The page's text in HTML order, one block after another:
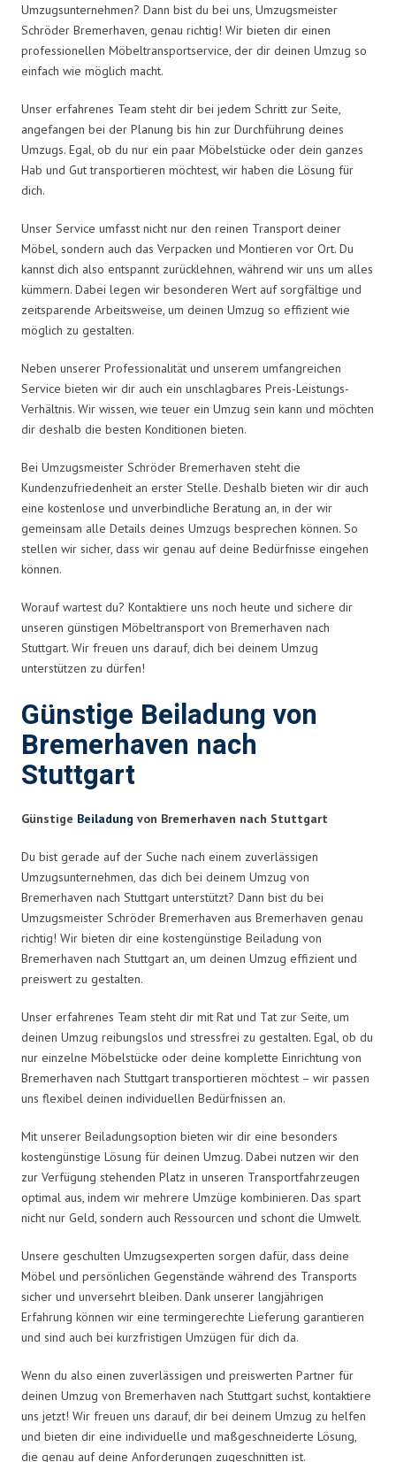
Umzugsunternehmen? Dann bist du bei uns, Umzugsmeister
Schröder Bremerhaven, genau richtig! Wir bieten dir einen
professionellen Möbeltransportservice, der dir deinen Umzug so
einfach wie möglich macht.
Unser erfahrenes Team steht dir bei jedem Schritt zur Seite,
angefangen bei der Planung bis hin zur Durchführung deines
Umzugs. Egal, ob du nur ein paar Möbelstücke oder dein ganzes
Hab und Gut transportieren möchtest, wir haben die Lösung für
dich.
Unser Service umfasst nicht nur den reinen Transport deiner
Möbel, sondern auch das Verpacken und Montieren vor Ort. Du
kannst dich also entspannt zurücklehnen, während wir uns um alles
kümmern. Dabei legen wir besonderen Wert auf sorgfältige und
zeitsparende Arbeitsweise, um deinen Umzug so effizient wie
möglich zu gestalten.
Neben unserer Professionalität und unserem umfangreichen
Service bieten wir dir auch ein unschlagbares Preis-Leistungs-
Verhältnis. Wir wissen, wie teuer ein Umzug sein kann und möchten
dir deshalb die besten Konditionen bieten.
Bei Umzugsmeister Schröder Bremerhaven steht die
Kundenzufriedenheit an erster Stelle. Deshalb bieten wir dir auch
eine kostenlose und unverbindliche Beratung an, in der wir
gemeinsam alle Details deines Umzugs besprechen können. So
stellen wir sicher, dass wir genau auf deine Bedürfnisse eingehen
können.
Worauf wartest du? Kontaktiere uns noch heute und sichere dir
unseren günstigen Möbeltransport von Bremerhaven nach
Stuttgart. Wir freuen uns darauf, dich bei deinem Umzug
unterstützen zu dürfen!
Günstige Beiladung von
Bremerhaven nach
Stuttgart
Günstige Beiladung von Bremerhaven nach Stuttgart
Du bist gerade auf der Suche nach einem zuverlässigen
Umzugsunternehmen, das dich bei deinem Umzug von
Bremerhaven nach Stuttgart unterstützt? Dann bist du bei
Umzugsmeister Schröder Bremerhaven aus Bremerhaven genau
richtig! Wir bieten dir eine kostengünstige Beiladung von
Bremerhaven nach Stuttgart an, um deinen Umzug effizient und
preiswert zu gestalten.
Unser erfahrenes Team steht dir mit Rat und Tat zur Seite, um
deinen Umzug reibungslos und stressfrei zu gestalten. Egal, ob du
nur einzelne Möbelstücke oder deine komplette Einrichtung von
Bremerhaven nach Stuttgart transportieren möchtest – wir passen
uns flexibel deinen individuellen Bedürfnissen an.
Mit unserer Beiladungsoption bieten wir dir eine besonders
kostengünstige Lösung für deinen Umzug. Dabei nutzen wir den
zur Verfügung stehenden Platz in unseren Transportfahrzeugen
optimal aus, indem wir mehrere Umzüge kombinieren. Das spart
nicht nur Geld, sondern auch Ressourcen und schont die Umwelt.
Unsere geschulten Umzugsexperten sorgen dafür, dass deine
Möbel und persönlichen Gegenstände während des Transports
sicher und unversehrt bleiben. Dank unserer langjährigen
Erfahrung können wir eine termingerechte Lieferung garantieren
und sind auch bei kurzfristigen Umzügen für dich da.
Wenn du also einen zuverlässigen und preiswerten Partner für
deinen Umzug von Bremerhaven nach Stuttgart suchst, kontaktiere
uns jetzt! Wir freuen uns darauf, dir bei deinem Umzug zu helfen
und bieten dir eine individuelle und maßgeschneiderte Lösung,
die genau auf deine Anforderungen zugeschnitten ist.